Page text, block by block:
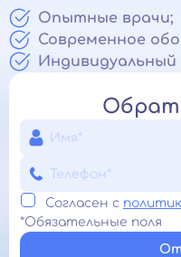
Опытные врачи;
Современное
Индивидуальный
Согласен с
*Обязательные поля